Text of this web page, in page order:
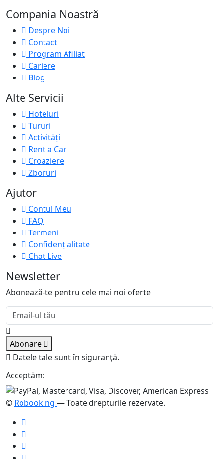
Compania Noastră
Despre Noi
Contact
Program Afiliat
Cariere
Blog
Alte Servicii
Hoteluri
Tururi
Activități
Rent a Car
Croaziere
Zboruri
Ajutor
Contul Meu
FAQ
Termeni
Confidențialitate
Chat Live
Newsletter
Abonează-te pentru cele mai noi oferte
Abonare
Datele tale sunt în siguranță.
Acceptăm:
© Robooking — Toate drepturile rezervate.